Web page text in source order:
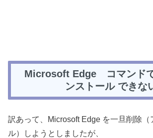
Microsoft Edge コマンド
ンストール できな
訳あって、Microsoft Edge を一旦削除（
ル）しようとしましたが、